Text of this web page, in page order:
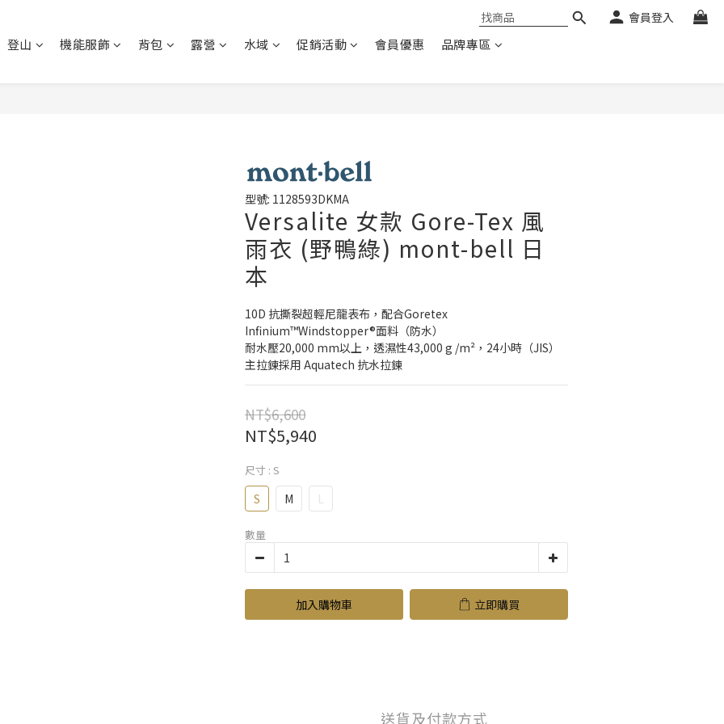
會員登入
登山 機能服飾 背包 露營 水域 促銷活動 會員優惠 品牌專區
型號: 1128593DKMA
Versalite 女款 Gore-Tex 風
雨衣 (野鴨綠) mont-bell 日
本
10D 抗撕裂超輕尼龍表布，配合Goretex
Infinium™Windstopper®面料（防水）
耐水壓20,000 mm以上，透濕性43,000 g /m²，24小時（JIS）
主拉鍊採用 Aquatech 抗水拉鍊
NT$6,600
NT$5,940
尺寸 : S
S M L
數量
加入購物車 立即購買
送貨及付款方式